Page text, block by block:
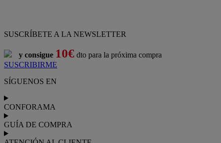
SUSCRÍBETE A LA NEWSLETTER
y consigue 10€ dto para la próxima compra
SUSCRIBIRME
SÍGUENOS EN
CONFORAMA
GUÍA DE COMPRA